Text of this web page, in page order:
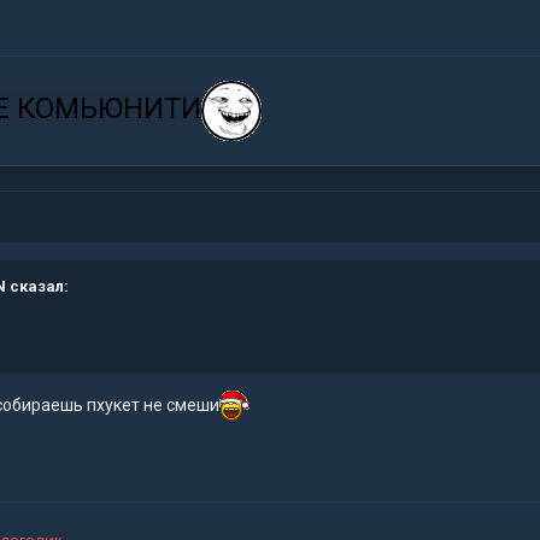
КОМЬЮНИТИ
сказал:
пхукет не смеши